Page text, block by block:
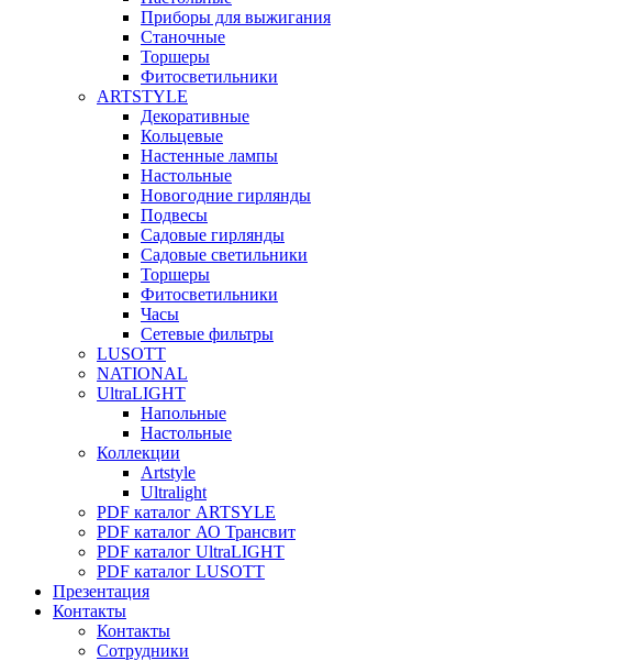
Приборы для выжигания
Станочные
Торшеры
Фитосветильники
ARTSTYLE
Декоративные
Кольцевые
Настенные лампы
Настольные
Новогодние гирлянды
Подвесы
Садовые гирлянды
Садовые светильники
Торшеры
Фитосветильники
Часы
Сетевые фильтры
LUSOTT
NATIONAL
UltraLIGHT
Напольные
Настольные
Коллекции
Artstyle
Ultralight
PDF каталог ARTSYLE
PDF каталог АО Трансвит
PDF каталог UltraLIGHT
PDF каталог LUSOTT
Презентация
Контакты
Контакты
Сотрудники